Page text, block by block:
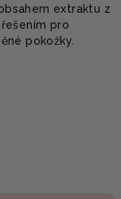
extraktu z
pro
pokožky.